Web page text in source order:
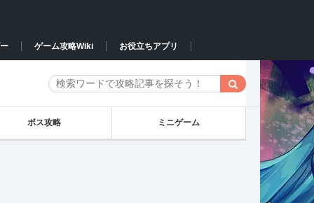
ゲーム攻略Wiki お役立ちアプリ
ボス攻略 ミニゲーム